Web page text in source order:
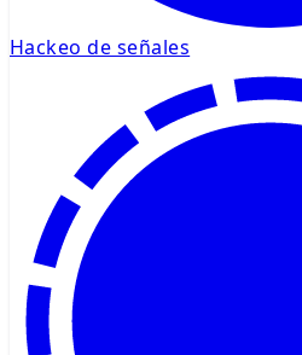
Hackeo de señales